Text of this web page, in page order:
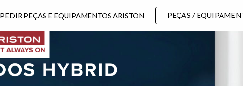
Skip to main content Skip to
PEDIR PEÇAS E EQUIPAMENTOS ARISTON PEÇAS /